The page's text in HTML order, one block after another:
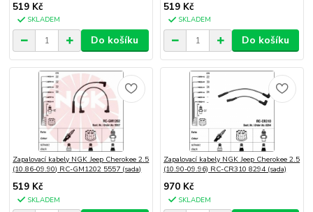
519 Kč
SKLADEM
Do košíku
519 Kč
SKLADEM
Do košíku
Zapalovací kabely NGK Jeep Cherokee 2.5
(10.86-09.90) RC-GM1202 5557 (sada)
519 Kč
SKLADEM
Zapalovací kabely NGK Jeep Cherokee 2.5
(10.90-09.96) RC-CR310 8294 (sada)
970 Kč
SKLADEM